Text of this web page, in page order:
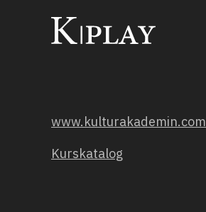
www.kulturakademin.com
Kurskatalog